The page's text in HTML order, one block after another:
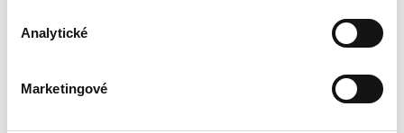
Analytické
Marketingové
Bestsellery
Najdrahšie